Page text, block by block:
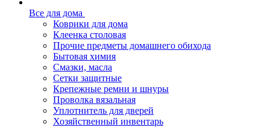
Все для дома
Коврики для дома
Клеенка столовая
Прочие предметы домашнего обихода
Бытовая химия
Смазки, масла
Сетки защитные
Крепежные ремни и шнуры
Проволка вязальная
Уплотнитель для дверей
Хозяйственный инвентарь